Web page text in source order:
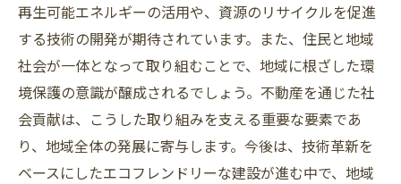
再生可能エネルギーの活用や、資源のリサイクルを促進
する技術の開発が期待されています。また、住民と地域
社会が一体となって取り組むことで、地域に根ざした環
境保護の意識が醸成されるでしょう。不動産を通じた社
会貢献は、こうした取り組みを支える重要な要素であ
り、地域全体の発展に寄与します。今後は、技術革新を
ベースにしたエコフレンドリーな建設が進む中で、地域